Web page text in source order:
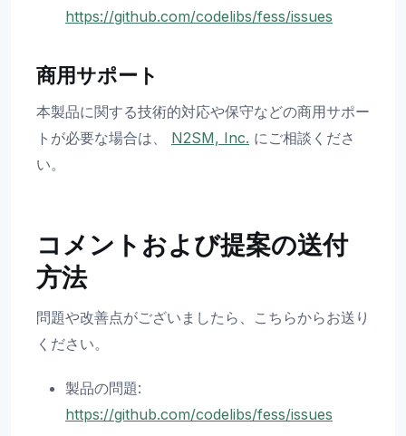
https://github.com/codelibs/fess/issues
商用サポート
本製品に関する技術的対応や保守などの商用サポー
トが必要な場合は、 N2SM, Inc. にご相談くださ
い。
コメントおよび提案の送付
方法
問題や改善点がございましたら、こちらからお送り
ください。
製品の問題:
https://github.com/codelibs/fess/issues